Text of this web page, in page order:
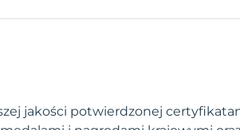
jakości potwierdzonej